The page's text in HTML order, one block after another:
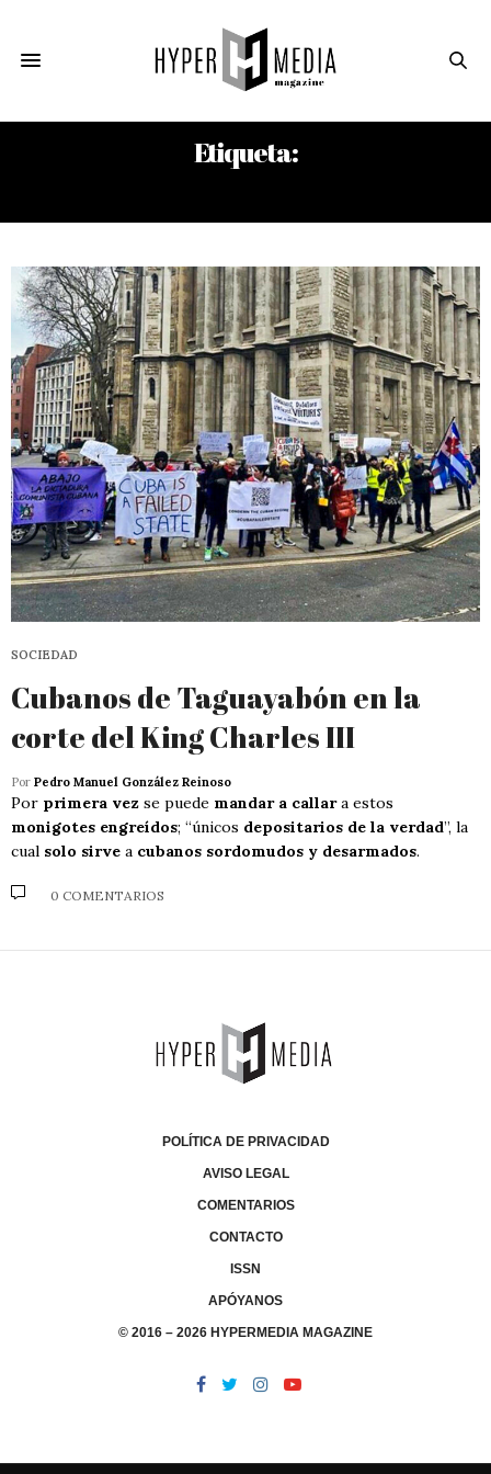
Etiqueta:
SOCIEDAD
Cubanos de Taguayabón en la
corte del King Charles III
Por Pedro Manuel González Reinoso
Por primera vez se puede mandar a callara estos
monigotes engreídos; “únicos depositarios de la verdad”, la
cual solo sirve a cubanos sordomudos y desarmados.
0 COMENTARIOS
POLÍTICA DE PRIVACIDAD
AVISO LEGAL
COMENTARIOS
CONTACTO
ISSN
APÓYANOS
© 2016 – 2026 HYPERMEDIA MAGAZINE